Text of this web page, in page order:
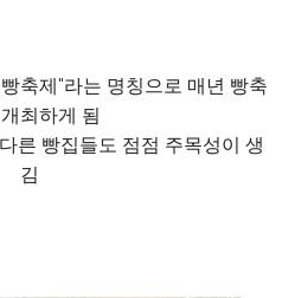
축제"라는 명칭으로 매년 빵축
최하게 됨
른 빵집들도 점점 주목성이 생
김